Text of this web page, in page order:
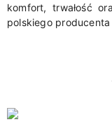
komfort, trwałość
polskiego